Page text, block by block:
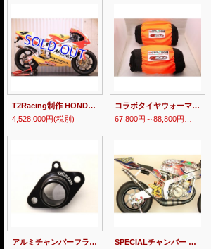
T2Racing制作 HONDA NSR250R MC21 【 ADVANCE ’99 宇川徹 レプリカ 】 フルカスタム車両
4,528,000円(税別)
コラボタイヤウォーマー【 Hot Rim 】 17インチ 各種
アルミチャンバーフランジ 【 NSR80 】
SPECIALチャンバー 【 NSR80 】